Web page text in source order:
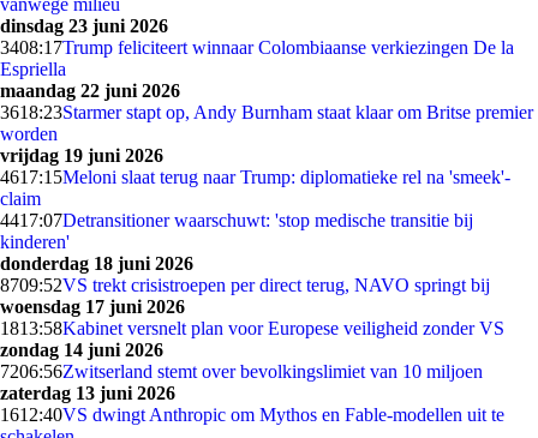
vanwege milieu
dinsdag 23 juni 2026
3408:17Trump feliciteert winnaar Colombiaanse verkiezingen De la
Espriella
maandag 22 juni 2026
3618:23Starmer stapt op, Andy Burnham staat klaar om Britse premier
worden
vrijdag 19 juni 2026
4617:15Meloni slaat terug naar Trump: diplomatieke rel na 'smeek'-
claim
4417:07Detransitioner waarschuwt: 'stop medische transitie bij
kinderen'
donderdag 18 juni 2026
8709:52VS trekt crisistroepen per direct terug, NAVO springt bij
woensdag 17 juni 2026
1813:58Kabinet versnelt plan voor Europese veiligheid zonder VS
zondag 14 juni 2026
7206:56Zwitserland stemt over bevolkingslimiet van 10 miljoen
zaterdag 13 juni 2026
1612:40VS dwingt Anthropic om Mythos en Fable-modellen uit te